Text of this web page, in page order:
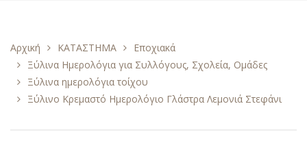
Αρχική ΚΑΤΑΣΤΗΜΑ
Εποχιακά
Ξύλινα Ημερολόγια για Συλλόγους, Σχολεία, Ομάδες
Ξύλινα ημερολόγια τοίχου
Ξύλινο Κρεμαστό Ημερολόγιο Γλάστρα Λεμονιά Στεφάνι